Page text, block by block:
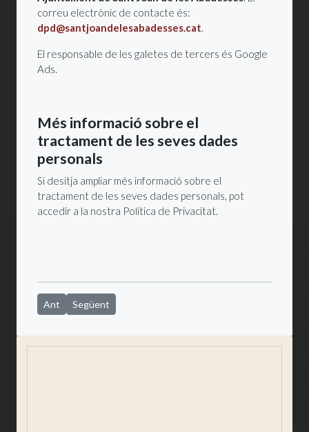
correu electrònic de contacte és:
dpd@santjoandelesabadesses.cat.
El responsable de les galetes de tercers és Google
Ads.
Més informació sobre el
tractament de les seves dades
personals
Si desitja ampliar més informació sobre el
tractament de les seves dades personals, pot
accedir a la nostra Política de Privacitat.
Article anterior: Avís legal
Ant Article següent: Protecció de dades
Següent